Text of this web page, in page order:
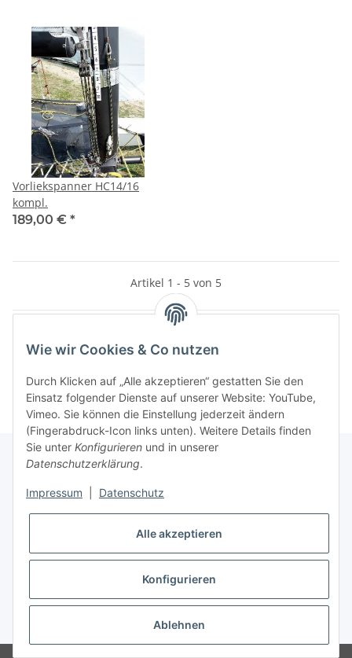
Vorliekspanner HC14/16
kompl.
189,00 € *
Artikel 1 - 5 von 5
Informationen
Gesetzliche Informationen
Vertrag widerrufen
* Alle Preise inkl. gesetzlicher USt., zzgl.Versand
Wie wir Cookies & Co nutzen
Durch Klicken auf „Alle akzeptieren“ gestatten Sie den
Einsatz folgender Dienste auf unserer Website: YouTube,
Vimeo. Sie können die Einstellung jederzeit ändern
(Fingerabdruck-Icon links unten). Weitere Details finden
Sie unter Konfigurieren und in unserer
Datenschutzerklärung.
Impressum Datenschutz
Alle akzeptieren
Konfigurieren
Ablehnen